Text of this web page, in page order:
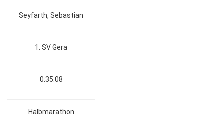
Seyfarth, Sebastian
1. SV Gera
0:35:08
Halbmarathon